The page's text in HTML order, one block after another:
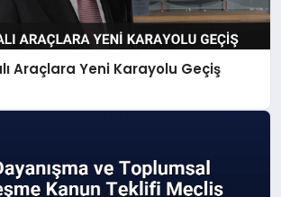
Araçlara Yeni Karayolu Geçiş